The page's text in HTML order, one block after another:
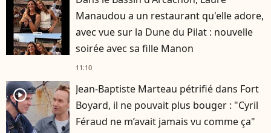
Manaudou a un restaurant qu'elle adore,
avec vue sur la Dune du Pilat : nouvelle
soirée avec sa fille Manon
11:10
player2
Jean-Baptiste Marteau pétrifié dans Fort
Boyard, il ne pouvait plus bouger : "Cyril
Féraud ne m’avait jamais vu comme ça"